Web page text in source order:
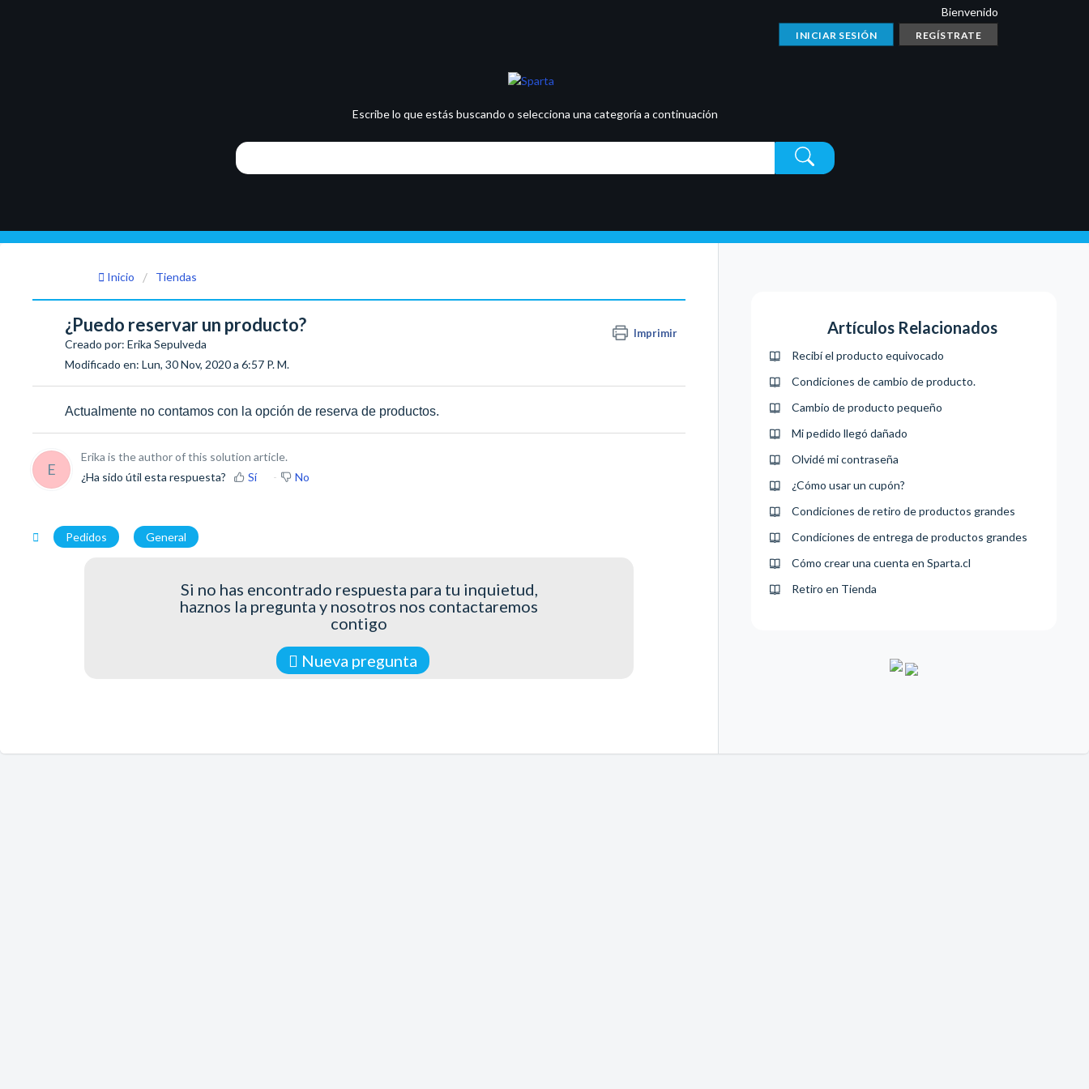
Bienvenido
INICIAR SESIÓN REGÍSTRATE
Escribe lo que estás buscando o selecciona una categoría a continuación
Inicio Tiendas
¿Puedo reservar un producto? Imprimir
Creado por: Erika Sepulveda
Modificado en: Lun, 30 Nov, 2020 a 6:57 P. M.
Actualmente no contamos con la opción de reserva de productos.
E
Erika is the author of this solution article.
¿Ha sido útil esta respuesta?
Sí No
Pedidos General
Si no has encontrado respuesta para tu inquietud,
haznos la pregunta y nosotros nos contactaremos
contigo
Nueva pregunta
Artículos Relacionados
Recibí el producto equivocado
Condiciones de cambio de producto.
Cambio de producto pequeño
Mi pedido llegó dañado
Olvidé mi contraseña
¿Cómo usar un cupón?
Condiciones de retiro de productos grandes
Condiciones de entrega de productos grandes
Cómo crear una cuenta en Sparta.cl
Retiro en Tienda